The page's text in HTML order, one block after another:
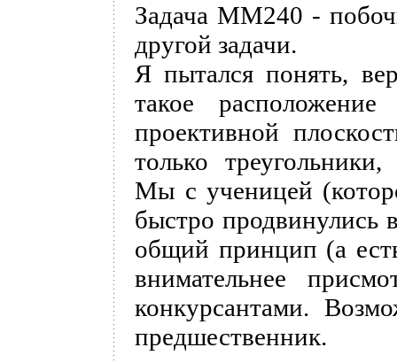
Задача ММ240 -
другой задачи.
Я пытался понять,
такое
проективной
только
Мы с ученицей
быстро продвинулись
общий принцип (а
внимательнее
конкурсантами.
предшественник.